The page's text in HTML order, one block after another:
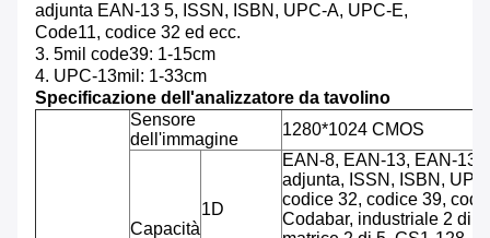
adjunta EAN-13 5, ISSN, ISBN, UPC-A, UPC-E,
Code11, codice 32 ed ecc.
3. 5mil code39: 1-15cm
4. UPC-13mil: 1-33cm
Specificazione dell'analizzatore da tavolino
Sensore
dell'immagine
1280*1024 CMOS
Capacità
1D
EAN-8, EAN-13, EAN-13
adjunta, ISSN, ISBN,
codice 32, codice 39,
Codabar, industriale 2 di